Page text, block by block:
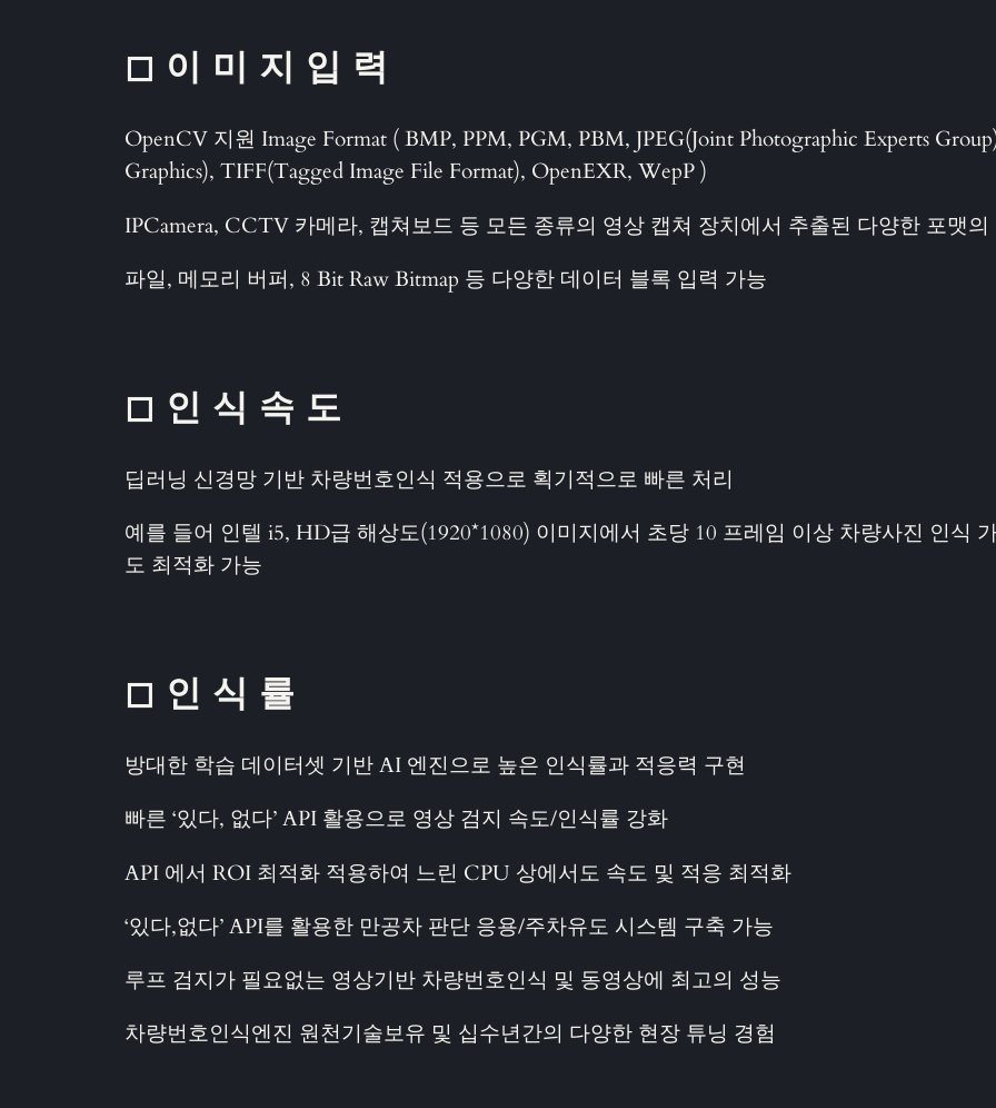
◻ 이 미 지 입 력
OpenCV 지원 Image Format ( BMP, PPM, PGM, PBM, JPEG(Joint Photographic Experts
Graphics), TIFF(Tagged Image File Format), OpenEXR, WepP )
IPCamera, CCTV 카메라, 캡쳐보드 등 모든 종류의 영상 캡쳐 장치에서 추출된 다양한 포맷의
파일, 메모리 버퍼, 8 Bit Raw Bitmap 등 다양한 데이터 블록 입력 가능
◻ 인 식 속 도
딥러닝 신경망 기반 차량번호인식 적용으로 획기적으로 빠른 처리
예를 들어 인텔 i5, HD급 해상도(1920*1080) 이미지에서 초당 10 프레임 이상 차량사진 인식
도 최적화 가능
◻ 인 식 률
방대한 학습 데이터셋 기반 AI 엔진으로 높은 인식률과 적응력 구현
빠른 ‘있다, 없다’ API 활용으로 영상 검지 속도/인식률 강화
API 에서 ROI 최적화 적용하여 느린 CPU 상에서도 속도 및 적응 최적화
‘있다,없다’ API를 활용한 만공차 판단 응용/주차유도 시스템 구축 가능
루프 검지가 필요없는 영상기반 차량번호인식 및 동영상에 최고의 성능
차량번호인식엔진 원천기술보유 및 십수년간의 다양한 현장 튜닝 경험